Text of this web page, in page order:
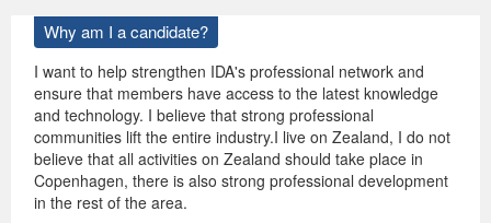
Why am I a candidate?
I want to help strengthen IDA's professional network and
ensure that members have access to the latest knowledge
and technology. I believe that strong professional
communities lift the entire industry.I live on Zealand, I do not
believe that all activities on Zealand should take place in
Copenhagen, there is also strong professional development
in the rest of the area.